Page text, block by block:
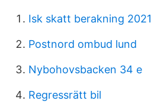
Isk skatt berakning 2021
Postnord ombud lund
Nybohovsbacken 34 e
Regressrätt bil